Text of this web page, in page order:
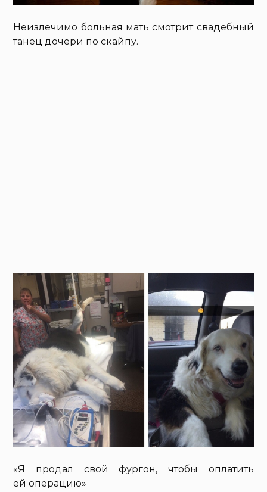
Неизлечимо больная мать смотрит свадебный
танец дочери по скайпу.
«Я продал свой фургон, чтобы оплатить
ей операцию»